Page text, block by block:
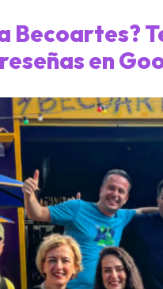
Becoartes?
reseñas en